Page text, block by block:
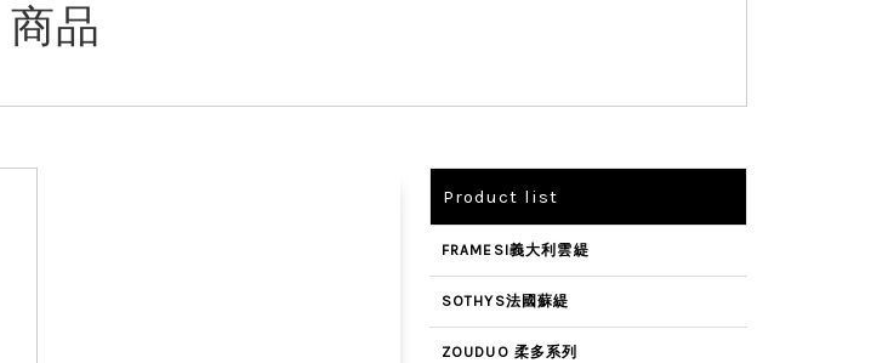
商品
Product list
FRAMESI義大利雲緹
SOTHYS法國蘇緹
ZOUDUO 柔多系列